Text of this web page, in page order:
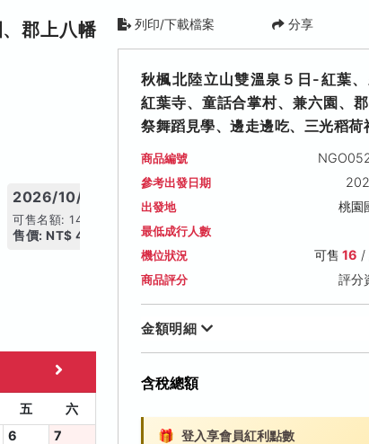
郡上八幡
2026/10/20 (二)
可售名額: 14
售價: NT$ 44,900
2026/10/21 (三)
售價: NT$ 45,900
2026/10/
五
六
6 7
列印/下載檔案 分享
秋楓北陸立山雙溫泉５日-紅葉
紅葉寺、童話合掌村、兼六園、
祭舞蹈見學、邊走邊吃、三光稻荷
商品編號
參考出發日期
出發地 桃園
最低成行人數
機位狀況 可售 16 /
商品評分 評分
金額明細
含稅總額
🎁 登入享會員紅利點數